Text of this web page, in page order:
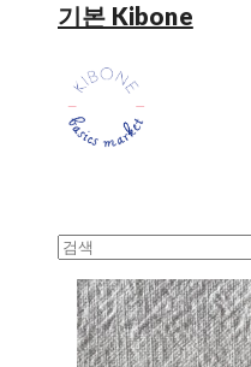
기본 Kibone